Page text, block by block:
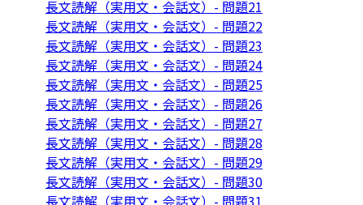
長文読解（実用文・会話文）- 問題21
長文読解（実用文・会話文）- 問題22
長文読解（実用文・会話文）- 問題23
長文読解（実用文・会話文）- 問題24
長文読解（実用文・会話文）- 問題25
長文読解（実用文・会話文）- 問題26
長文読解（実用文・会話文）- 問題27
長文読解（実用文・会話文）- 問題28
長文読解（実用文・会話文）- 問題29
長文読解（実用文・会話文）- 問題30